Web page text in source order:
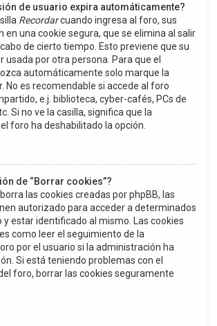
de usuario expira automáticamente?
Recordarcuando ingresa al foro, sus
en una cookie segura, que se elimina al salir
de cierto tiempo. Esto previene que su
usada por otra persona. Para que el
automáticamente solo marque la
No es recomendable si accede al foro
e.j. biblioteca, cyber-cafés, PCs de
Si no ve la casilla, significa que la
foro ha deshabilitado la opción.
de “Borrar cookies”?
las cookies creadas por phpBB, las
autorizado para acceder a determinados
estar identificado al mismo. Las cookies
como leer el seguimiento de la
por el usuario si la administración ha
Si está teniendo problemas con el
foro, borrar las cookies seguramente